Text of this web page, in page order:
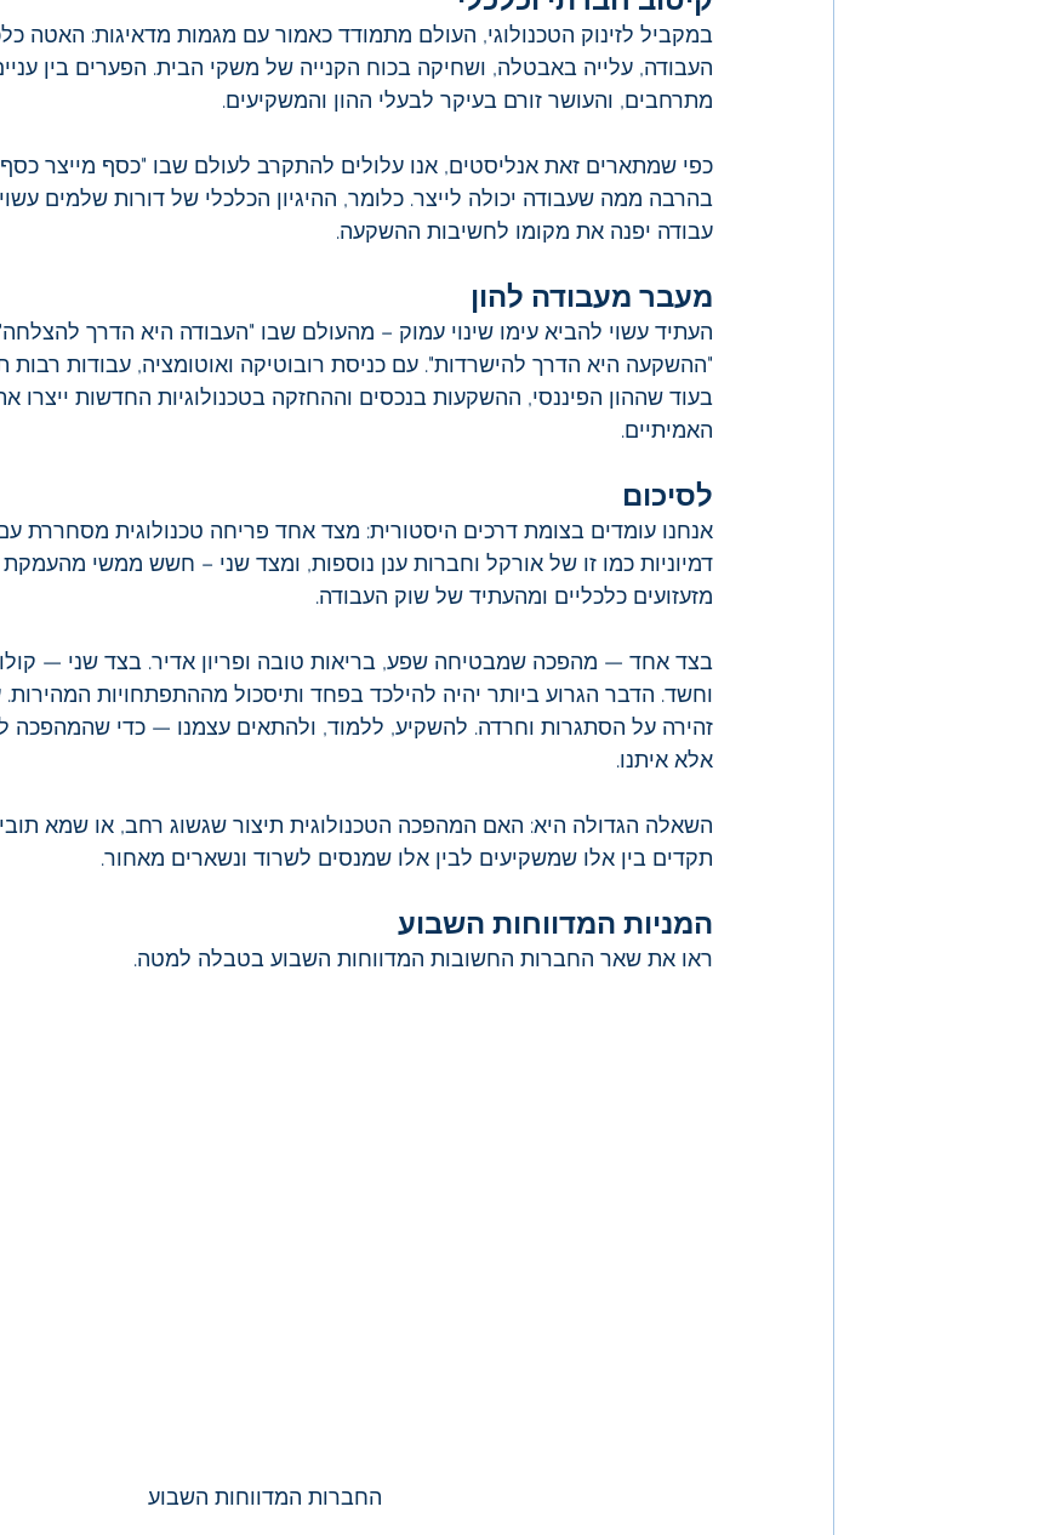
במקביל לזינוק הטכנולוגי, העולם מתמודד כאמור עם מגמות מדאיגות: האטה
העבודה, עלייה באבטלה, ושחיקה בכוח הקנייה של משקי הבית. הפערים בין
מתרחבים, והעושר זורם בעיקר לבעלי ההון והמשקיעים.
כפי שמתארים זאת אנליסטים, אנו עלולים להתקרב לעולם שבו "כסף מייצר
בהרבה ממה שעבודה יכולה לייצר. כלומר, ההיגיון הכלכלי של דורות שלמים
עבודה יפנה את מקומו לחשיבות ההשקעה.
מעבר מעבודה להון
העתיד עשוי להביא עימו שינוי עמוק – מהעולם שבו "העבודה היא הדרך
"ההשקעה היא הדרך להישרדות". עם כניסת רובוטיקה ואוטומציה, עבודות רבות
בעוד שההון הפיננסי, ההשקעות בנכסים וההחזקה בטכנולוגיות החדשות ייצרו
האמיתיים.
לסיכום
אנחנו עומדים בצומת דרכים היסטורית: מצד אחד פריחה טכנולוגית מסחררת
דמיוניות כמו זו של אורקל וחברות ענן נוספות, ומצד שני – חשש ממשי
מזעזועים כלכליים ומהעתיד של שוק העבודה.
בצד אחד — מהפכה שמבטיחה שפע, בריאות טובה ופריון אדיר. בצד שני —
וחשד. הדבר הגרוע ביותר יהיה להילכד בפחד ותיסכול מההתפתחויות
זהירה על הסתגרות וחרדה. להשקיע, ללמוד, ולהתאים עצמנו — כדי שהמהפכה
אלא איתנו.
השאלה הגדולה היא: האם המהפכה הטכנולוגית תיצור שגשוג רחב, או שמא
תקדים בין אלו שמשקיעים לבין אלו שמנסים לשרוד ונשארים מאחור.
המניות המדווחות השבוע
ראו את שאר החברות החשובות המדווחות השבוע בטבלה למטה.
החברות המדווחות השבוע